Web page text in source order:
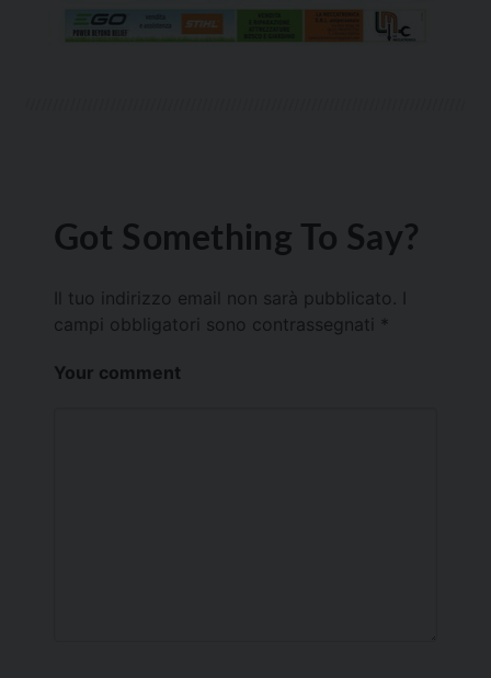
Got Something To Say?
Il tuo indirizzo email non sarà pubblicato.
campi obbligatori sono contrassegnati *
Your comment